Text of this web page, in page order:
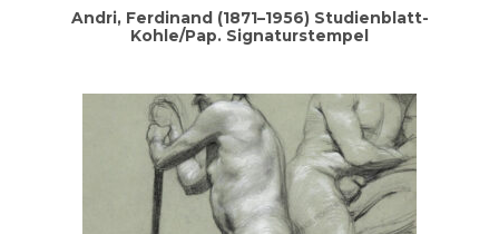
Andri, Fer­di­nand (1871–1956) Stu­di­en­blatt-
Kohle/Pap. Signaturstempel